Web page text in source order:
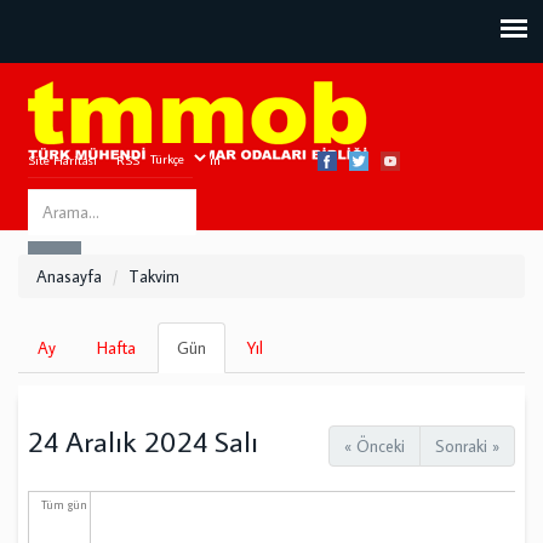
Site Haritası RSS Bize Ulaşın
Search
this
Anasayfa Takvim
Birincil
sekmeler
Ay Hafta Gün
sekme)
Yıl
« Önceki Sonraki »
24 Aralık 2024 Salı
Tüm gün